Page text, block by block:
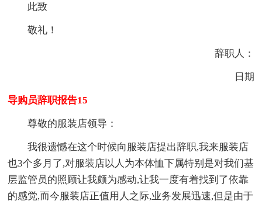
此致
敬礼！
辞职人：
日期
导购员辞职报告15
尊敬的服装店领导：
我很遗憾在这个时候向服装店提出辞职,我来服装店
也3个多月了,对服装店以人为本体恤下属特别是对我们基
层监管员的照顾让我颇为感动,让我一度有着找到了依靠
的感觉,而今服装店正值用人之际,业务发展迅速,但是由于